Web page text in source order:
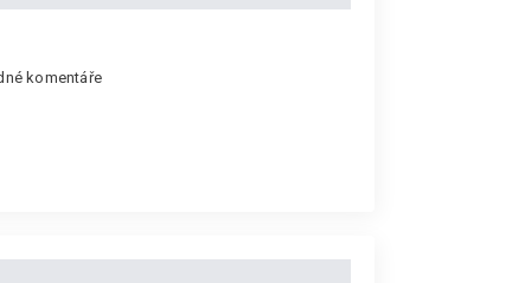
komentáře